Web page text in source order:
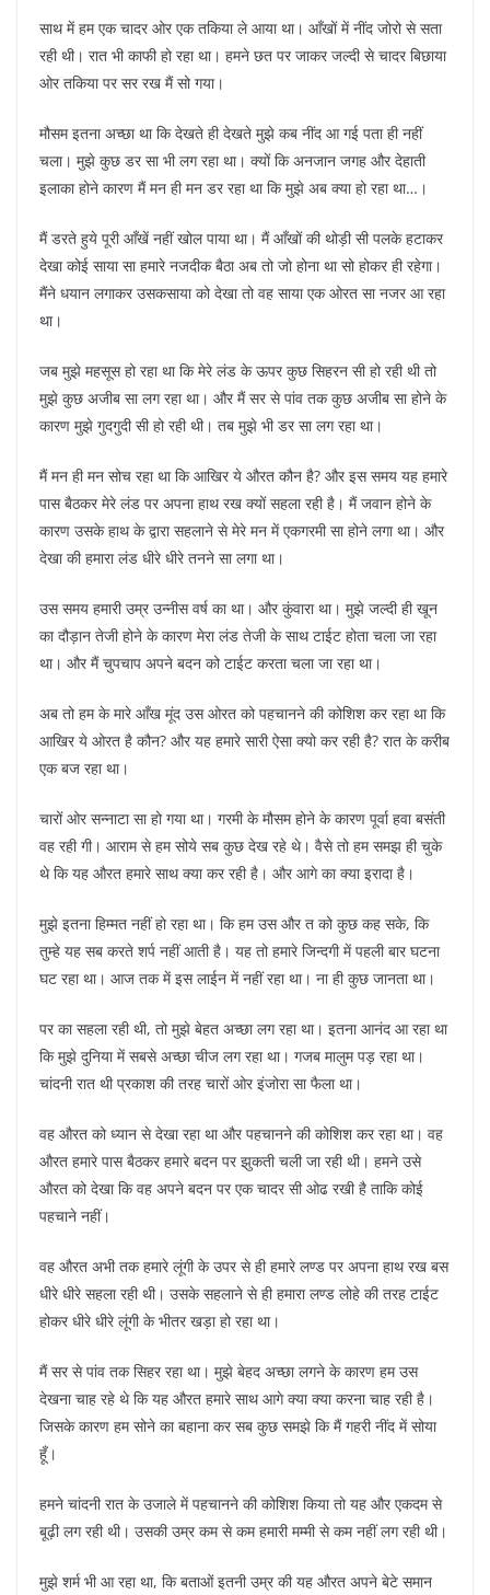
साथ में हम एक चादर ओर एक तकिया ले आया था। आँखों में नींद जोरो से सता
रही थी। रात भी काफी हो रहा था। हमने छत पर जाकर जल्दी से चादर बिछाया
ओर तकिया पर सर रख मैं सो गया।
मौसम इतना अच्छा था कि देखते ही देखते मुझे कब नींद आ गई पता ही नहीं
चला। मुझे कुछ डर सा भी लग रहा था। क्यों कि अनजान जगह और देहाती
इलाका होने कारण मैं मन ही मन डर रहा था कि मुझे अब क्या हो रहा था…।
मैं डरते हुये पूरी आँखें नहीं खोल पाया था। मैं आँखों की थोड़ी सी पलके हटाकर
देखा कोई साया सा हमारे नजदीक बैठा अब तो जो होना था सो होकर ही रहेगा।
मैंने धयान लगाकर उसकसाया को देखा तो वह साया एक ओरत सा नजर आ रहा
था।
जब मुझे महसूस हो रहा था कि मेरे लंड के ऊपर कुछ सिहरन सी हो रही थी तो
मुझे कुछ अजीब सा लग रहा था। और मैं सर से पांव तक कुछ अजीब सा होने के
कारण मुझे गुदगुदी सी हो रही थी। तब मुझे भी डर सा लग रहा था।
मैं मन ही मन सोच रहा था कि आखिर ये औरत कौन है? और इस समय यह हमारे
पास बैठकर मेरे लंड पर अपना हाथ रख क्यों सहला रही है। मैं जवान होने के
कारण उसके हाथ के द्वारा सहलाने से मेरे मन में एकगरमी सा होने लगा था। और
देखा की हमारा लंड धीरे धीरे तनने सा लगा था।
उस समय हमारी उम्र उन्नीस वर्ष का था। और कुंवारा था। मुझे जल्दी ही खून
का दौड़ान तेजी होने के कारण मेरा लंड तेजी के साथ टाईट होता चला जा रहा
था। और मैं चुपचाप अपने बदन को टाईट करता चला जा रहा था।
अब तो हम के मारे आँख मूंद उस ओरत को पहचानने की कोशिश कर रहा था कि
आखिर ये ओरत है कौन? और यह हमारे सारी ऐसा क्यो कर रही है? रात के करीब
एक बज रहा था।
चारों ओर सन्नाटा सा हो गया था। गरमी के मौसम होने के कारण पूर्वा हवा बसंती
वह रही गी। आराम से हम सोये सब कुछ देख रहे थे। वैसे तो हम समझ ही चुके
थे कि यह औरत हमारे साथ क्या कर रही है। और आगे का क्या इरादा है।
मुझे इतना हिम्मत नहीं हो रहा था। कि हम उस और त को कुछ कह सके, कि
तुम्हे यह सब करते शर्प नहीं आती है। यह तो हमारे जिन्दगी में पहली बार घटना
घट रहा था। आज तक में इस लाईन में नहीं रहा था। ना ही कुछ जानता था।
पर का सहला रही थी, तो मुझे बेहत अच्छा लग रहा था। इतना आनंद आ रहा था
कि मुझे दुनिया में सबसे अच्छा चीज लग रहा था। गजब मालुम पड़ रहा था।
चांदनी रात थी प्रकाश की तरह चारों ओर इंजोरा सा फैला था।
वह औरत को ध्यान से देखा रहा था और पहचानने की कोशिश कर रहा था। वह
औरत हमारे पास बैठकर हमारे बदन पर झुकती चली जा रही थी। हमने उसे
औरत को देखा कि वह अपने बदन पर एक चादर सी ओढ रखी है ताकि कोई
पहचाने नहीं।
वह औरत अभी तक हमारे लूंगी के उपर से ही हमारे लण्ड पर अपना हाथ रख बस
धीरे धीरे सहला रही थी। उसके सहलाने से ही हमारा लण्ड लोहे की तरह टाईट
होकर धीरे धीरे लूंगी के भीतर खड़ा हो रहा था।
मैं सर से पांव तक सिहर रहा था। मुझे बेहद अच्छा लगने के कारण हम उस
देखना चाह रहे थे कि यह औरत हमारे साथ आगे क्या क्या करना चाह रही है।
जिसके कारण हम सोने का बहाना कर सब कुछ समझे कि मैं गहरी नींद में सोया
हूँ।
हमने चांदनी रात के उजाले में पहचानने की कोशिश किया तो यह और एकदम से
बूढ़ी लग रही थी। उसकी उम्र कम से कम हमारी मम्मी से कम नहीं लग रही थी।
मुझे शर्म भी आ रहा था, कि बताओं इतनी उम्र की यह औरत अपने बेटे समान